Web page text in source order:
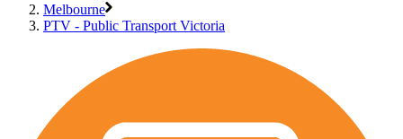
Melbourne
PTV - Public Transport Victoria